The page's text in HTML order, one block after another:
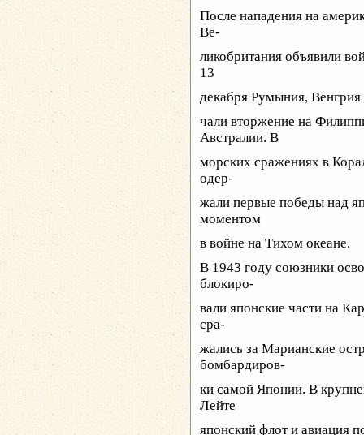
После нападения на
Ве-
ликобритания объявили
13
декабря Румыния,
чали вторжение на
Австралии. В
морских сражениях в
одер-
жали первые победы над
моментом
в войне на Тихом океане.
В 1943 году союзники
блокиро-
вали японские части на
сра-
жались за Марианские
бомбардиров-
ки самой Японии. В
Лейте
японский флот и авиация